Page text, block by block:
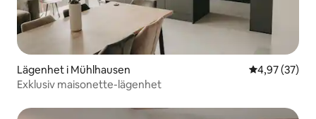
Lägenhet i Mühlhausen 4,97 av 5 i
4,97 (37)
Exklusiv maisonette-lägenhet